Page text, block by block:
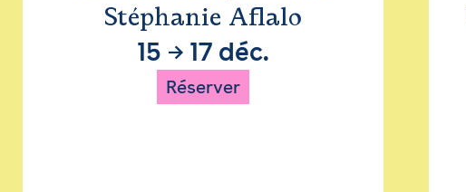
Stéphanie Aflalo
15 → 17 déc.
Réserver